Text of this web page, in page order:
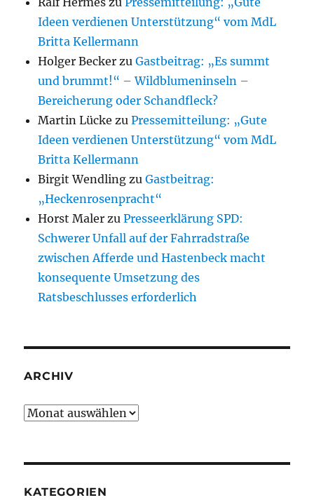
Ideen verdienen Unterstützung“ vom MdL
Britta Kellermann
Holger Becker zuGastbeitrag: „Es summt
und brummt!“ – Wildblumeninseln –
Bereicherung oder Schandfleck?
Martin Lücke zuPressemitteilung: „Gute
Ideen verdienen Unterstützung“ vom MdL
Britta Kellermann
Birgit Wendling zuGastbeitrag:
„Heckenrosenpracht“
Horst Maler zuPresseerklärung SPD:
Schwerer Unfall auf der Fahrradstraße
zwischen Afferde und Hastenbeck macht
konsequente Umsetzung des
Ratsbeschlusses erforderlich
ARCHIV
Archiv
KATEGORIEN